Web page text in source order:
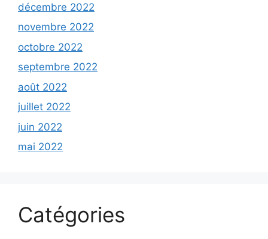
décembre 2022
novembre 2022
octobre 2022
septembre 2022
août 2022
juillet 2022
juin 2022
mai 2022
Catégories